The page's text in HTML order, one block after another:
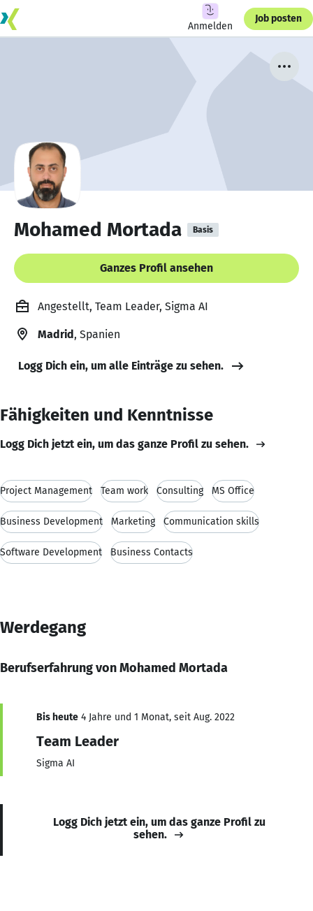
Anmelden
Job posten
Mohamed Mortada Basis
Ganzes Profil ansehen
Angestellt, Team Leader, Sigma AI
Madrid, Spanien
Logg Dich ein, um alle Einträge zu sehen.
Fähigkeiten und Kenntnisse
Logg Dich jetzt ein, um das ganze Profil zu sehen.
Project Management Team work Consulting MS Office
Business Development Marketing Communication skills
Software Development Business Contacts
Werdegang
Berufserfahrung von Mohamed Mortada
Bis heute 4 Jahre und 1 Monat, seit Aug. 2022
Team Leader
Sigma AI
Logg Dich jetzt ein, um das ganze Profil zu
sehen.